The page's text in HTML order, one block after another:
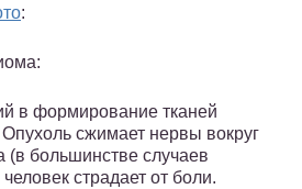
:
в формирование тканей
сжимает нервы вокруг
(в большинстве случаев
страдает от боли.